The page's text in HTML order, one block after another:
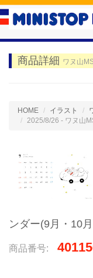
商品詳細 ワヌ山
HOME イラスト
2025/8/26 - ワヌ山
ンダー(9月・10
商品番号: